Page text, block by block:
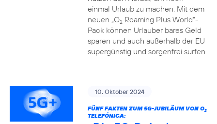
einmal Urlaub zu machen. Mit dem
neuen „O2Roaming Plus World“-
Pack können Urlauber bares Geld
sparen und auch außerhalb der EU
supergünstig und sorgenfrei surfen.
10. Oktober 2024
FÜNF FAKTEN ZUM 5G-JUBILÄUM VON O2
TELEFÓNICA: